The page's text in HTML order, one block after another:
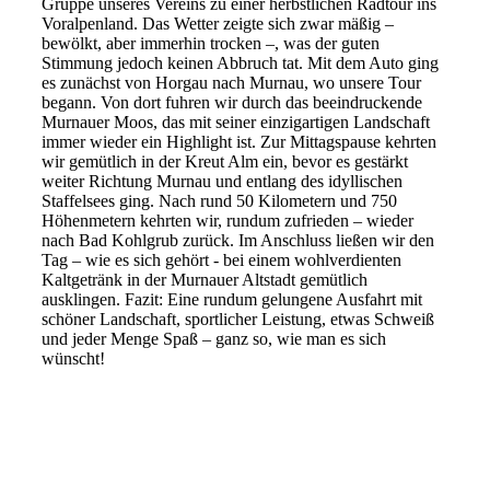
Gruppe unseres Vereins zu einer herbstlichen Radtour ins
Voralpenland. Das Wetter zeigte sich zwar mäßig –
bewölkt, aber immerhin trocken –, was der guten
Stimmung jedoch keinen Abbruch tat. Mit dem Auto ging
es zunächst von Horgau nach Murnau, wo unsere Tour
begann. Von dort fuhren wir durch das beeindruckende
Murnauer Moos, das mit seiner einzigartigen Landschaft
immer wieder ein Highlight ist. Zur Mittagspause kehrten
wir gemütlich in der Kreut Alm ein, bevor es gestärkt
weiter Richtung Murnau und entlang des idyllischen
Staffelsees ging. Nach rund 50 Kilometern und 750
Höhenmetern kehrten wir, rundum zufrieden – wieder
nach Bad Kohlgrub zurück. Im Anschluss ließen wir den
Tag – wie es sich gehört - bei einem wohlverdienten
Kaltgetränk in der Murnauer Altstadt gemütlich
ausklingen. Fazit: Eine rundum gelungene Ausfahrt mit
schöner Landschaft, sportlicher Leistung, etwas Schweiß
und jeder Menge Spaß – ganz so, wie man es sich
wünscht!